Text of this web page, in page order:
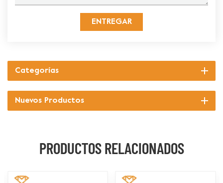
ENTREGAR
Categorías
Nuevos Productos
PRODUCTOS RELACIONADOS